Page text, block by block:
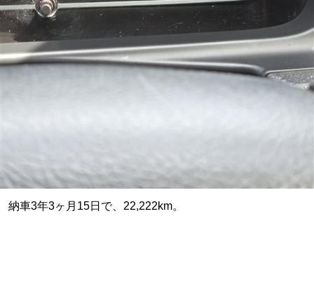
納車3年3ヶ月15日で、22,222km。